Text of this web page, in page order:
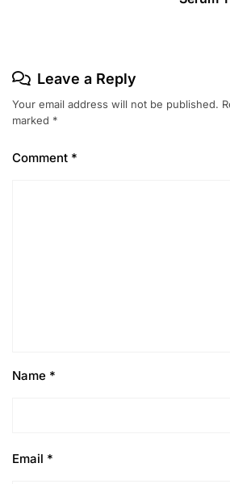
Leave a Reply
Your email address will not be published.
marked *
Comment *
Name *
Email *